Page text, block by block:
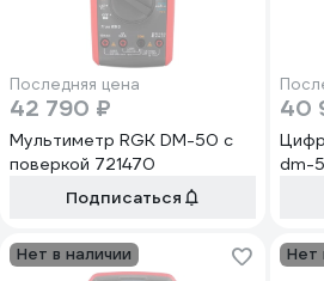
Последняя цена
42 790 ₽
Мультиметр RGK DM-50 с
поверкой 721470
Подписаться
40
dm-
Нет в наличии Нет